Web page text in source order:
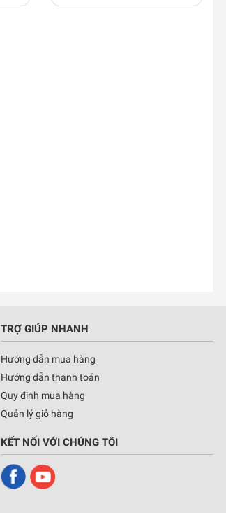
TRỢ GIÚP NHANH
Hướng dẫn mua hàng
Hướng dẫn thanh toán
Quy định mua hàng
Quản lý giỏ hàng
KẾT NỐI VỚI CHÚNG TÔI